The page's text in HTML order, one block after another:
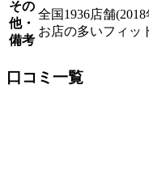
その
他・
備考
全国1936店舗
お店の多いフィッ
口コミ一覧